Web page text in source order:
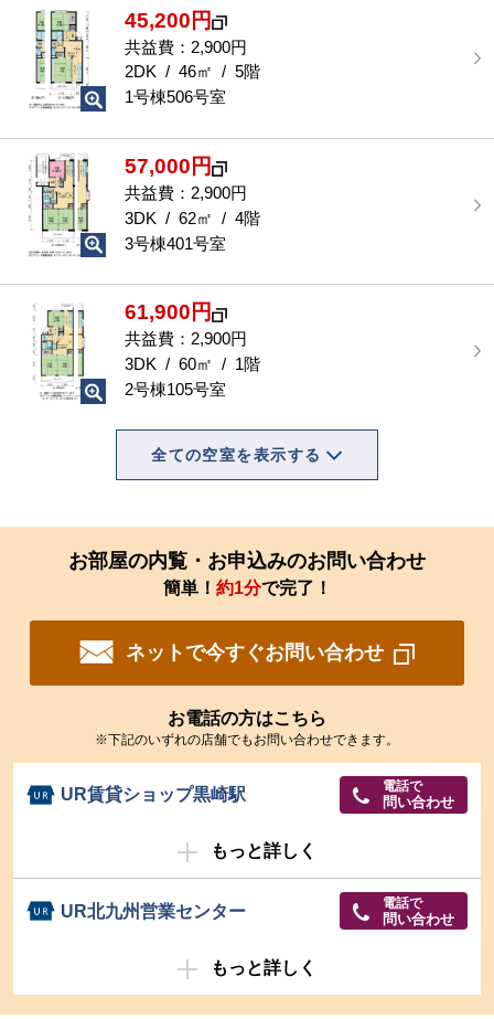
45,200円
共益費：2,900円
2DK / 46㎡ / 5階
1号棟506号室
57,000円
共益費：2,900円
3DK / 62㎡ / 4階
3号棟401号室
61,900円
共益費：2,900円
3DK / 60㎡ / 1階
2号棟105号室
全ての空室を表示する
お部屋の内覧・お申込みのお問い合わせ
簡単！ 約1分で完了！
ネットで今すぐお問い合わせ
お電話の方はこちら
※下記のいずれの店舗でもお問い合わせできます。
UR賃貸ショップ黒崎駅 電話で
問い合わせ
もっと詳しく
UR北九州営業センター 電話で
問い合わせ
もっと詳しく